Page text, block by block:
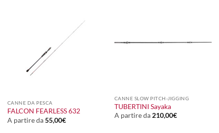
CANNE DA PESCA
FALCON FEARLESS 632
A partire da55,00€
CANNE SLOW PITCH-JIGGING
TUBERTINI Sayaka
A partire da210,00€